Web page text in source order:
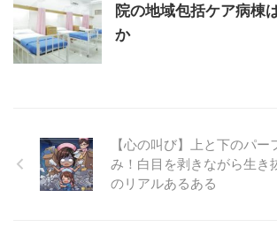
院の地域包括ケア病棟
か
【心の叫び】上と下のパ
み！白目を剥きながら生き
のリアルあるある